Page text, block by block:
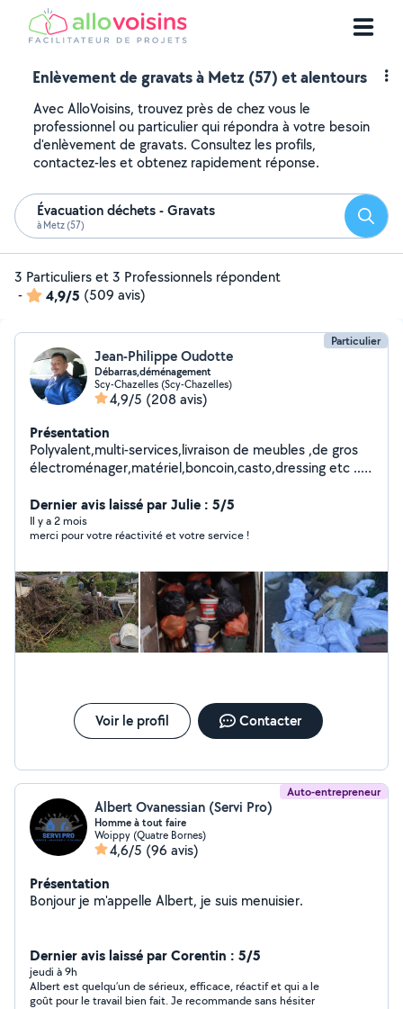
Enlèvement de gravats à Metz (57) et alentours
Avec AlloVoisins, trouvez près de chez vous le
professionnel ou particulier qui répondra à votre besoin
d'enlèvement de gravats. Consultez les profils,
contactez-les et obtenez rapidement réponse.
Évacuation déchets - Gravats
à Metz (57)
3 Particuliers et 3 Professionnels répondent
-
4,9/5 (509 avis)
Particulier
Jean-Philippe Oudotte
Débarras,déménagement
Scy-Chazelles (Scy-Chazelles)
4,9/5 (208 avis)
Présentation
Polyvalent,multi-services,livraison de meubles ,de gros
électroménager,matériel,boncoin,casto,dressing etc ...
Chariots,diable,couvertures film de protection,housse
matelas etc...
Dernier avis laissé par Julie : 5/5
Il y a 2 mois
merci pour votre réactivité et votre service !
Voir le profil Contacter
Auto-entrepreneur
Albert Ovanessian (Servi Pro)
Homme à tout faire
Woippy (Quatre Bornes)
4,6/5 (96 avis)
Présentation
Bonjour je m'appelle Albert, je suis menuisier.
Dernier avis laissé par Corentin : 5/5
jeudi à 9h
Albert est quelqu’un de sérieux, efficace, réactif et qui a le
goût pour le travail bien fait. Je recommande sans hésiter